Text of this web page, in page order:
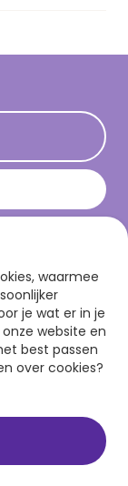
waarmee
je wat er in je
website en
best passen
over cookies?